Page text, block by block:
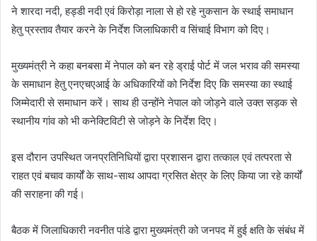
ने शारदा नदी, हड्डी नदी एवं किरोड़ा नाला से हो रहे नुकसान के स्थाई समाधान
हेतु प्रस्ताव तैयार करने के निर्देश जिलाधिकारी व सिंचाई विभाग को दिए।
मुख्यमंत्री ने कहा बनबसा में नेपाल को बन रहे ड्राई पोर्ट में जल भराव की समस्या
के समाधान हेतु एनएचएआई के अधिकारियों को निर्देश दिए कि समस्या का स्थाई
जिम्मेदारी से समाधान करें। साथ ही उन्होंने नेपाल को जोड़ने वाले उक्त सड़क से
स्थानीय गांव को भी कनेक्टिविटी से जोड़ने के निर्देश दिए।
इस दौरान उपस्थित जनप्रतिनिधियों द्वारा प्रशासन द्वारा तत्काल एवं तत्परता से
राहत एवं बचाव कार्यों के साथ-साथ आपदा ग्रसित क्षेत्र के लिए किया जा रहे कार्यों
की सराहना की गई।
बैठक में जिलाधिकारी नवनीत पांडे द्वारा मुख्यमंत्री को जनपद में हुई क्षति के संबंध में